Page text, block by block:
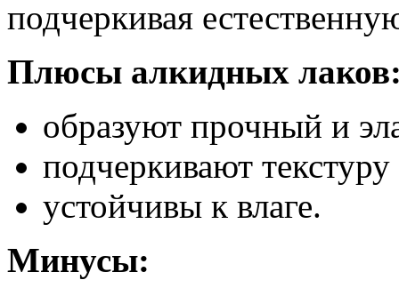
подчеркивая
Плюсы алкидных
образуют прочный и
подчеркивают
устойчивы к влаге.
Минусы: